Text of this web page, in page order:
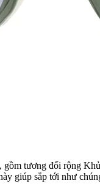
tương đối rộng
giúp sắp tới như